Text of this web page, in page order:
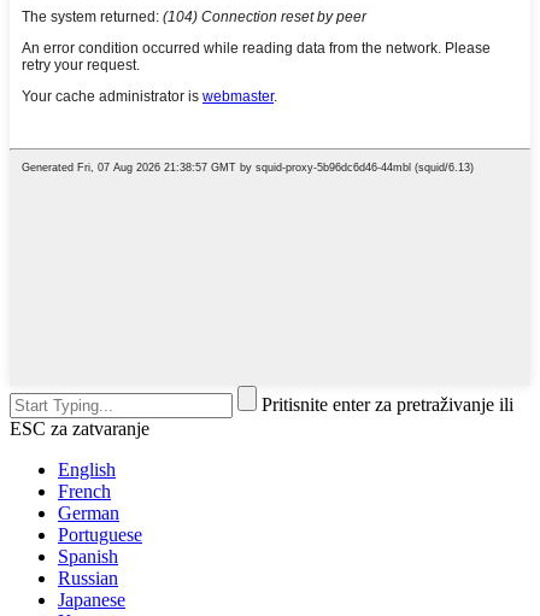
Pritisnite enter za pretraživanje ili
ESC za zatvaranje
English
French
German
Portuguese
Spanish
Russian
Japanese